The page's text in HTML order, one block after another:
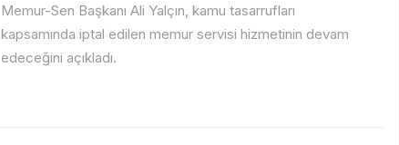
Memur-Sen Başkanı Ali Yalçın, kamu tasarrufları
kapsamında iptal edilen memur servisi hizmetinin devam
edeceğini açıkladı.